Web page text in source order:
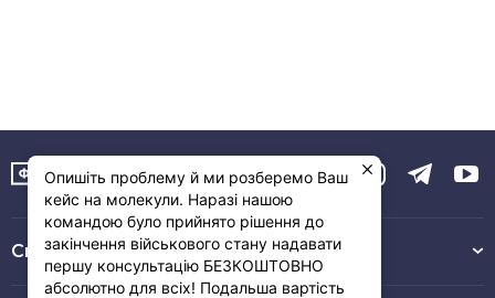
Связь с нами :
Опишіть проблему й ми розберемо Ваш
кейс на молекули. Наразі нашою
командою було прийнято рішення до
закінчення військового стану надавати
першу консультацію БЕЗКОШТОВНО
абсолютно для всіх! Подальша вартість